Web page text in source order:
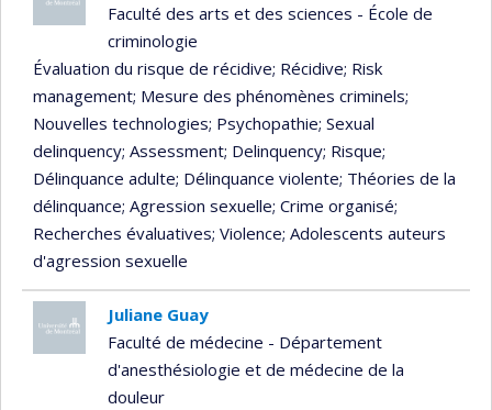
Faculté des arts et des sciences - École de
criminologie
Évaluation du risque de récidive; Récidive; Risk
management; Mesure des phénomènes criminels;
Nouvelles technologies; Psychopathie; Sexual
delinquency; Assessment; Delinquency; Risque;
Délinquance adulte; Délinquance violente; Théories de la
délinquance; Agression sexuelle; Crime organisé;
Recherches évaluatives; Violence; Adolescents auteurs
d'agression sexuelle
Juliane Guay
Faculté de médecine - Département
d'anesthésiologie et de médecine de la
douleur